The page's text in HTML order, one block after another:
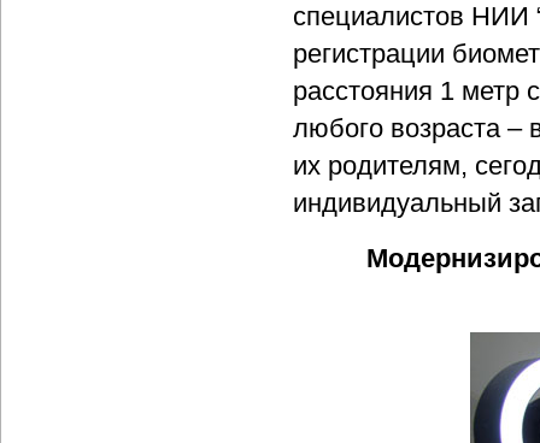
специалистов НИИ
регистрации
расстояния 1 метр
любого возраста –
их родителям,
индивидуальный